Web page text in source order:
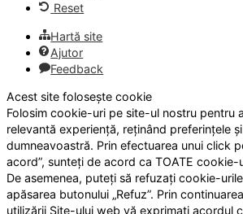
Reset
Hartă site
Ajutor
Feedback
Acest site folosește cookie
Folosim cookie-uri pe site-ul nostru pentru
relevantă experiență, reținând preferințele
dumneavoastră. Prin efectuarea unui click
acord”, sunteți de acord ca TOATE cookie-
De asemenea, puteți să refuzați cookie-
apăsarea butonului „Refuz”. Prin
utilizării Site-ului web vă exprimați acordul